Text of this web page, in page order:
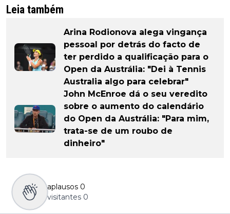
Leia também
Arina Rodionova alega vingança
pessoal por detrás do facto de
ter perdido a qualificação para o
Open da Austrália: "Dei à Tennis
Australia algo para celebrar"
John McEnroe dá o seu veredito
sobre o aumento do calendário
do Open da Austrália: "Para mim,
trata-se de um roubo de
dinheiro"
aplausos 0
visitantes 0